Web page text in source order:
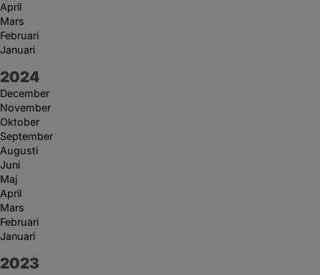
April
Mars
Februari
Januari
År:
2024
December
November
Oktober
September
Augusti
Juni
Maj
April
Mars
Februari
Januari
År:
2023